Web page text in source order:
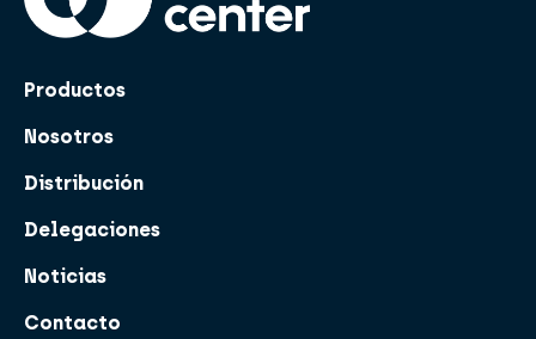
Productos
Nosotros
Distribución
Delegaciones
Noticias
Contacto